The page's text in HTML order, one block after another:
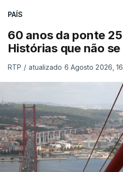
PAÍS
60 anos da ponte
Histórias que não se
RTP / atualizado 6 Agosto 2026,